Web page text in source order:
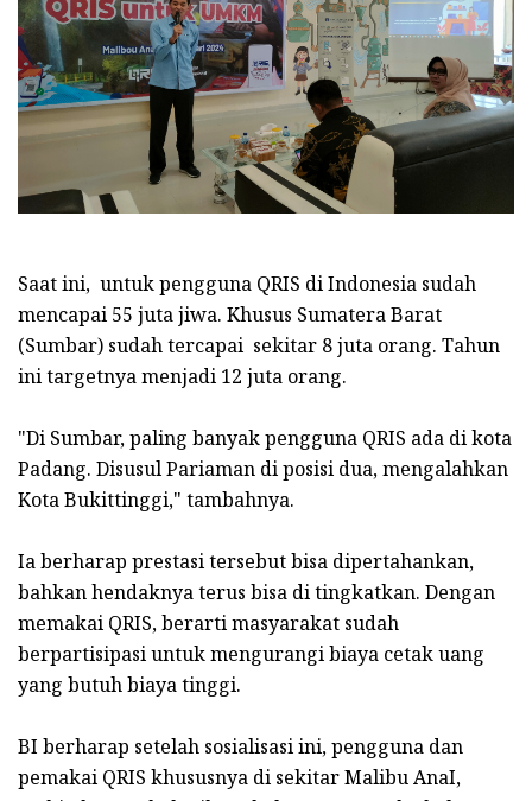
Saat ini, untuk pengguna QRIS di Indonesia sudah
mencapai 55 juta jiwa. Khusus Sumatera Barat
(Sumbar) sudah tercapai sekitar 8 juta orang. Tahun
ini targetnya menjadi 12 juta orang.
"Di Sumbar, paling banyak pengguna QRIS ada di kota
Padang. Disusul Pariaman di posisi dua, mengalahkan
Kota Bukittinggi," tambahnya.
Ia berharap prestasi tersebut bisa dipertahankan,
bahkan hendaknya terus bisa di tingkatkan. Dengan
memakai QRIS, berarti masyarakat sudah
berpartisipasi untuk mengurangi biaya cetak uang
yang butuh biaya tinggi.
BI berharap setelah sosialisasi ini, pengguna dan
pemakai QRIS khususnya di sekitar Malibu AnaI,